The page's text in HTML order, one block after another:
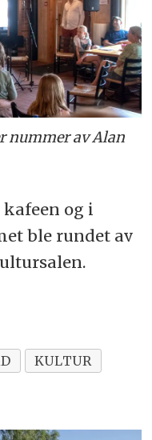
nummer av Alan
og i
ble rundet av
KULTUR